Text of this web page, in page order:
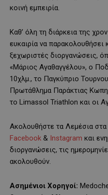
κοινή εμπειρία.
Καθ’ όλη τη διάρκεια της
ευκαιρία να παρακολουθήσει
ξεχωριστές διοργανώσεις,
«Μάριος Αγαθαγγέλου», ο
10χλμ., το Παγκύπριο
Πρωτάθλημα Παράκτιας
το Limassol Triathlon και οι
Ακολουθήστε τα Λεμέσια
Facebook & Instagram και
διοργανώσεις, τις
ακολουθούν.
Ασημένιοι Χορηγοί: